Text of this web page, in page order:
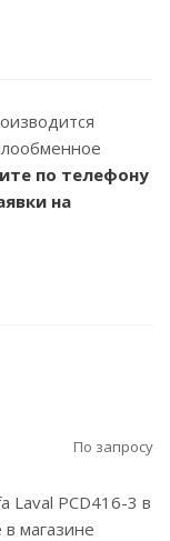
по телефону
на
По запросу
Laval PCD416-3 в
магазине